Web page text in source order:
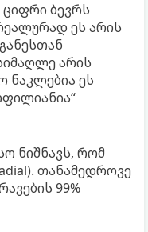
ციფრი ბევრს
ეს არის
არის
ნაკლებია ეს
ნიშნავს, რომ
თანამედროვე
99%